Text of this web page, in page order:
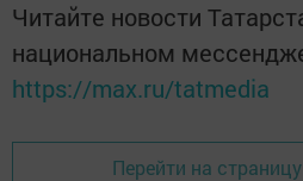
Читайте новости
национальном
https://max.ru/tatmedia
Перейти на